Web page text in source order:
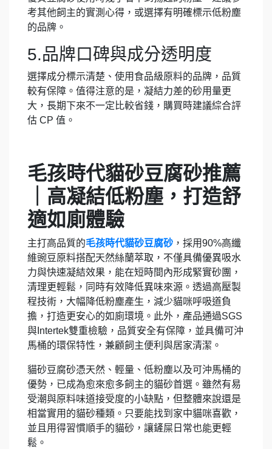
考其他飼主的實測心得，或選擇有明確標示低粉塵
的品牌。
5.品牌口碑與成分透明度
選擇成分標示清楚、使用食品級原料的品牌，品質
較有保障。值得注意的是，凝結力差的砂用量更
大，長期下來不一定比較省錢，購買時建議綜合評
估 CP 值。
毛孩時代貓砂豆腐砂推薦
｜高凝結低粉塵，打造舒
適如廁體驗
主打高品質的毛孩時代貓砂豆腐砂 ，採用90%高纖
維豌豆原料搭配天然絲蘭萃取，不僅具備優異吸水
力與快速凝結效果，能在短時間內形成緊實砂團，
清理更輕鬆，同時有效降低異味來源。透過高壓製
程技術，大幅降低粉塵產生，減少貓咪呼吸道負
擔，打造更安心的如廁環境。此外，產品通過SGS
與Intertek雙重檢驗，品質安全有保障，並具備可沖
馬桶的環保特性，兼顧飼主便利與居家清潔。
貓砂豆腐砂憑天然、輕量、低粉塵以及可沖馬桶的
優勢，已成為愈來愈多飼主的貓砂首選。雖然有易
受潮與原料味道接受度的小缺點，但整體來說還是
相當實用的貓砂種類。只要能找到家中貓咪喜歡，
並且用得習慣順手的貓砂，讓鏟屎日常也能更輕
鬆。